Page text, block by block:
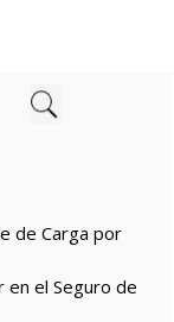
de Carga por
en el Seguro de